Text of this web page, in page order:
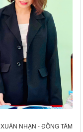
XUÂN NHẠN - ĐỒNG TÂM